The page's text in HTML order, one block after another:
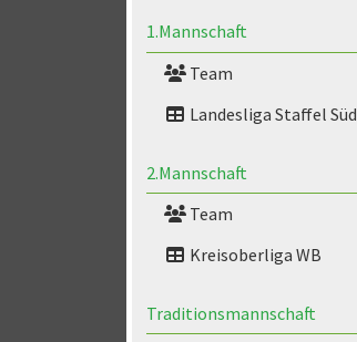
1.Mannschaft
Team
Landesliga Staffel Süd
2.Mannschaft
Team
Kreisoberliga WB
Traditionsmannschaft